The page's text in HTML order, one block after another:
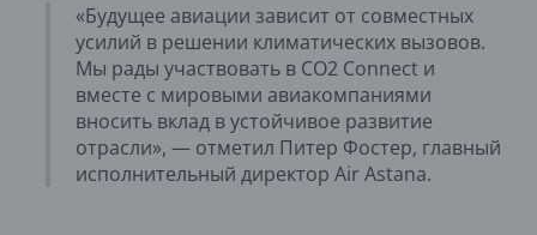
«Будущее авиации зависит от совместных
усилий в решении климатических вызовов.
Мы рады участвовать в CO2 Connect и
вместе с мировыми авиакомпаниями
вносить вклад в устойчивое развитие
отрасли», — отметил Питер Фостер, главный
исполнительный директор Air Astana.